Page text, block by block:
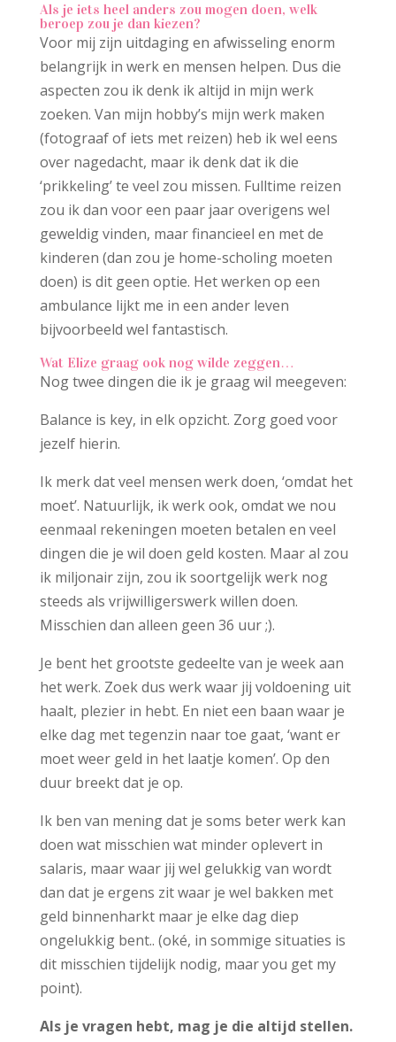
Als je iets heel anders zou mogen doen, welk
beroep zou je dan kiezen?
Voor mij zijn uitdaging en afwisseling enorm
belangrijk in werk en mensen helpen. Dus die
aspecten zou ik denk ik altijd in mijn werk
zoeken. Van mijn hobby’s mijn werk maken
(fotograaf of iets met reizen) heb ik wel eens
over nagedacht, maar ik denk dat ik die
‘prikkeling’ te veel zou missen. Fulltime reizen
zou ik dan voor een paar jaar overigens wel
geweldig vinden, maar financieel en met de
kinderen (dan zou je home-scholing moeten
doen) is dit geen optie. Het werken op een
ambulance lijkt me in een ander leven
bijvoorbeeld wel fantastisch.
Wat Elize graag ook nog wilde zeggen…
Nog twee dingen die ik je graag wil meegeven:
Balance is key, in elk opzicht. Zorg goed voor
jezelf hierin.
Ik merk dat veel mensen werk doen, ‘omdat het
moet’. Natuurlijk, ik werk ook, omdat we nou
eenmaal rekeningen moeten betalen en veel
dingen die je wil doen geld kosten. Maar al zou
ik miljonair zijn, zou ik soortgelijk werk nog
steeds als vrijwilligerswerk willen doen.
Misschien dan alleen geen 36 uur ;).
Je bent het grootste gedeelte van je week aan
het werk. Zoek dus werk waar jij voldoening uit
haalt, plezier in hebt. En niet een baan waar je
elke dag met tegenzin naar toe gaat, ‘want er
moet weer geld in het laatje komen’. Op den
duur breekt dat je op.
Ik ben van mening dat je soms beter werk kan
doen wat misschien wat minder oplevert in
salaris, maar waar jij wel gelukkig van wordt
dan dat je ergens zit waar je wel bakken met
geld binnenharkt maar je elke dag diep
ongelukkig bent.. (oké, in sommige situaties is
dit misschien tijdelijk nodig, maar you get my
point).
Als je vragen hebt, mag je die altijd stellen.